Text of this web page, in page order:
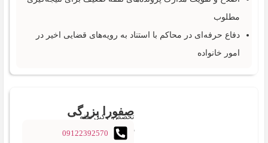
مطلوب
دفاع حرفه‌ای در محاکم با استناد به رویه‌های قضایی اخیر در
امور خانواده
صفورا بزرگی
کاسگری
تخصص: وکیل نفقه
09122392570